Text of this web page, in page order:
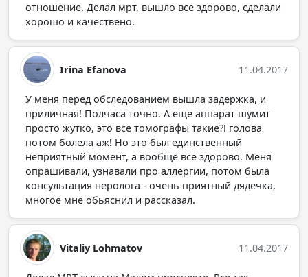
отношение. Делал мрт, вышло все здорово, сделали
хорошо и качествено.
Irina Efanova 11.04.2017
У меня перед обследованием вышла задержка, и
приличная! Полчаса точно. А еще аппарат шумит
просто жутко, это все томографы такие?! голова
потом болела аж! Но это был единственный
неприятный момент, а вообще все здорово. Меня
опрашивали, узнавали про аллергии, потом была
консультация неролога - очень приятный дядечка,
многое мне обьяснил и рассказал.
Vitaliy Lohmatov 11.04.2017